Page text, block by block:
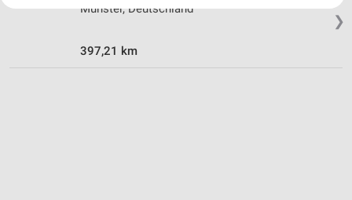
❯
Münster, Deutschland
397,21 km
Website/App.
Wir nutzen Ihre Daten für folgende Zwecke: